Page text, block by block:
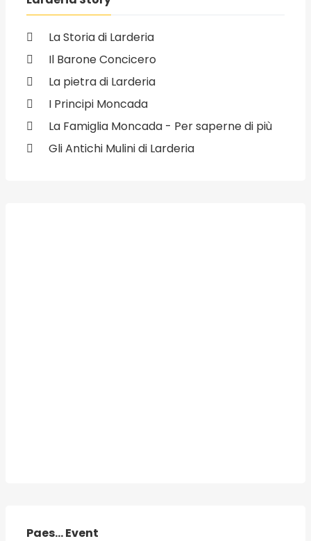
La Storia di Larderia
Il Barone Concicero
La pietra di Larderia
I Principi Moncada
La Famiglia Moncada - Per saperne di più
Gli Antichi Mulini di Larderia
Paes... Event